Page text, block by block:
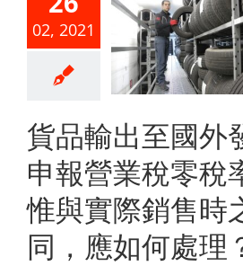
02, 2021
零稅率
額，惟
銷售
，應如
理？
得稅 加值型營
業稅
貨品輸出至國外
申報營業稅零稅
惟與實際銷售時
同，應如何處理